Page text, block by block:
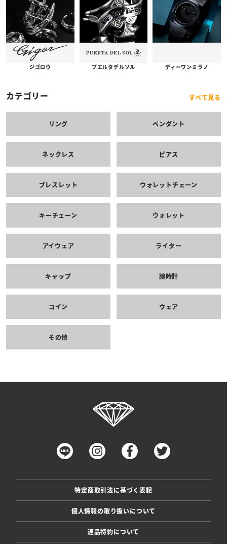
ジゴロウ プエルタデルソル ディーワンミラノ
カテゴリー すべて見る
リング ペンダント
ネックレス ピアス
ブレスレット ウォレットチェーン
キーチェーン ウォレット
アイウェア ライター
キャップ 腕時計
コイン ウェア
その他
特定商取引法に基づく表記
個人情報の取り扱いについて
返品特約について